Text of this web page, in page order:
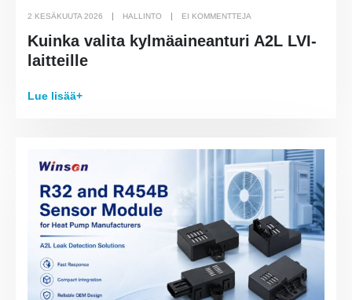
2 KESÄKUUTA 2026 HALLINTO EI KOMMENTTEJA
Kuinka valita kylmäaineanturi A2L LVI-
laitteille
Lue lisää+